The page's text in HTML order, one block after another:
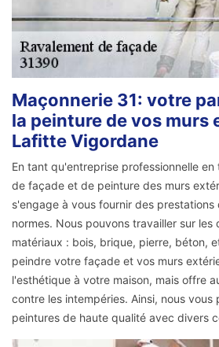
Maçonnerie 31: votre
la peinture de vos murs
Lafitte Vigordane
En tant qu'entreprise professionnelle
de façade et de peinture des murs
s'engage à vous fournir des prestations
normes. Nous pouvons travailler sur
matériaux : bois, brique, pierre, béton,
peindre votre façade et vos murs
l'esthétique à votre maison, mais offre
contre les intempéries. Ainsi, nous vous
peintures de haute qualité avec divers